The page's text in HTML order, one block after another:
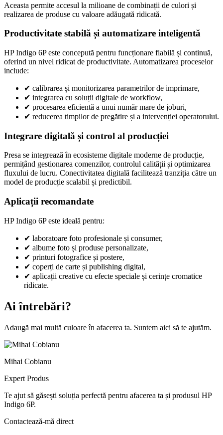
Aceasta permite accesul la milioane de combinații de culori și
realizarea de produse cu valoare adăugată ridicată.
Productivitate stabilă și automatizare inteligentă
HP Indigo 6P este concepută pentru funcționare fiabilă și continuă,
oferind un nivel ridicat de productivitate. Automatizarea proceselor
include:
✔ calibrarea și monitorizarea parametrilor de imprimare,
✔ integrarea cu soluții digitale de workflow,
✔ procesarea eficientă a unui număr mare de joburi,
✔ reducerea timpilor de pregătire și a intervenției operatorului.
Integrare digitală și control al producției
Presa se integrează în ecosisteme digitale moderne de producție,
permițând gestionarea comenzilor, controlul calității și optimizarea
fluxului de lucru. Conectivitatea digitală facilitează tranziția către un
model de producție scalabil și predictibil.
Aplicații recomandate
HP Indigo 6P este ideală pentru:
✔ laboratoare foto profesionale și consumer,
✔ albume foto și produse personalizate,
✔ printuri fotografice și postere,
✔ coperți de carte și publishing digital,
✔ aplicații creative cu efecte speciale și cerințe cromatice
ridicate.
Ai întrebări?
Adaugă mai multă culoare în afacerea ta. Suntem aici să te ajutăm.
Mihai Cobianu
Expert Produs
Te ajut să găsești soluția perfectă pentru afacerea ta și produsul HP
Indigo 6P.
Contactează-mă direct